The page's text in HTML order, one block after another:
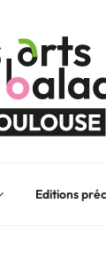
Editions